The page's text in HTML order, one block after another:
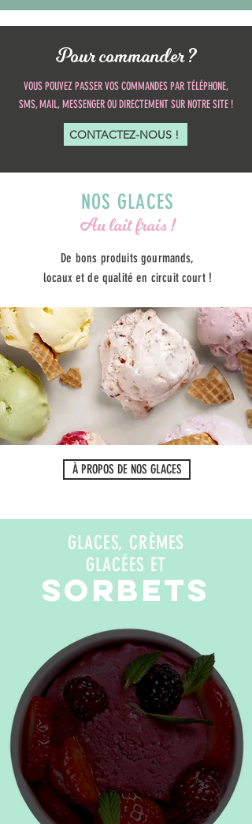
Pour commander ?
VOUS POUVEZ PASSER VOS COMMANDES PAR TÉLÉPHONE,
SMS, MAIL, MESSENGER OU DIRECTEMENT SUR NOTRE SITE !
CONTACTEZ-NOUS !
Au lait frais !
NOS GLACES
De bons produits gourmands,
locaux et de qualité en circuit court !
À PROPOS DE NOS GLACES
GLACES, CRÈMES
GLACÉES ET
SORBETS